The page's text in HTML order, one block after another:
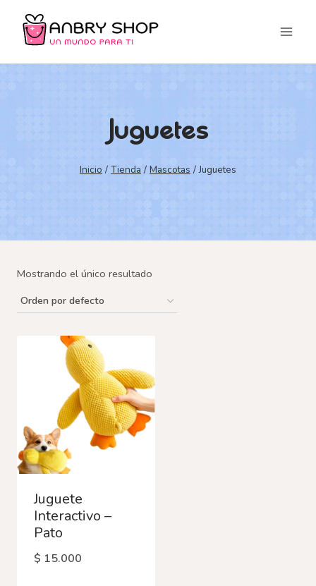
Saltar
Juguetes
Inicio / Tienda / Mascotas / Juguetes
Mostrando el único resultado
Juguete
Interactivo –
Pato
$ 15.000